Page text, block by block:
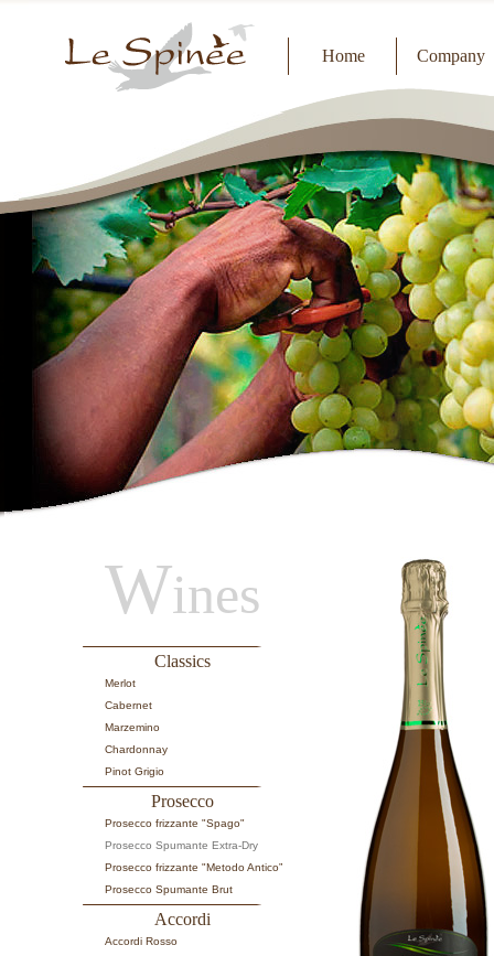
Home Company
Wines
Classics
Merlot
Cabernet
Marzemino
Chardonnay
Pinot Grigio
Prosecco
Prosecco frizzante "Spago"
Prosecco Spumante Extra-Dry
Prosecco frizzante "Metodo Antico”
Prosecco Spumante Brut
Accordi
Accordi Rosso